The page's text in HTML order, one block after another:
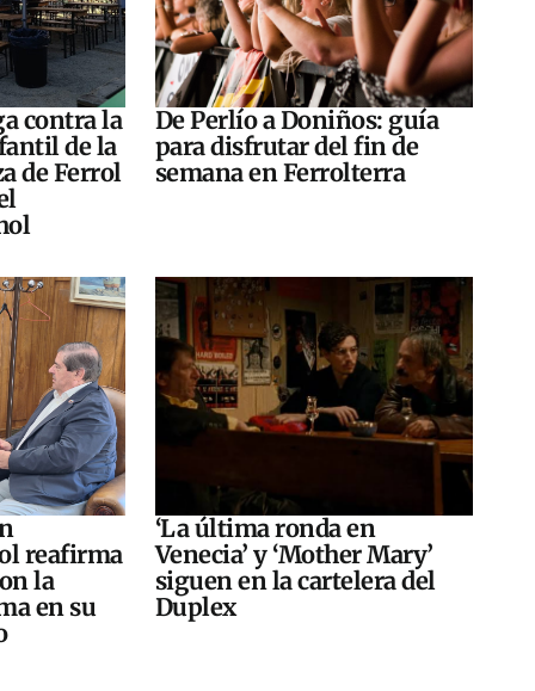
contra la
de la
de Ferrol
De Perlío a Doniños: guía
para disfrutar del fin de
semana en Ferrolterra
reafirma
la
en su
‘La última ronda en
Venecia’ y ‘Mother Mary’
siguen en la cartelera del
Duplex